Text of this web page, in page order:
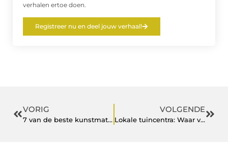
verhalen ertoe doen.
Registreer nu en deel jouw verhaal!
VORIG
7 van de beste kunstmatige kerstbomen die er bijna echt uitzien
VOLGENDE
Lokale tuincentra: Waar vindt u de planten die u in uw tuin wilt hebben?